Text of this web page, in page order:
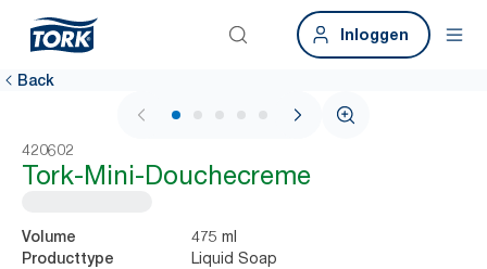
Inloggen
Back
1 / 5
420602
Tork-Mini-Douchecreme
Volume 475 ml
Producttype Liquid Soap